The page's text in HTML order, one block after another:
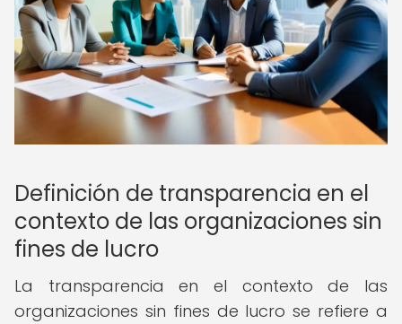
Definición de transparencia en el
contexto de las organizaciones sin
fines de lucro
La transparencia en el contexto de las
organizaciones sin fines de lucro se refiere a